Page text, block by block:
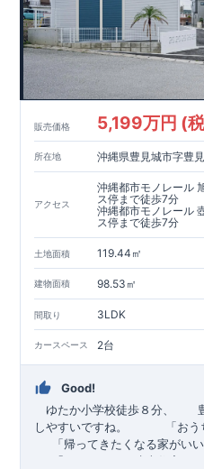
販売価格 5,199万円 (
所在地 沖縄県豊見城市字豊
アクセス
沖縄都市モノレール
ス停まで徒歩7分
沖縄都市モノレール
ス停まで徒歩7分
土地面積 119.44㎡
建物面積 98.53㎡
間取り 3LDK
カースペース 2台
Good!
ゆたか小学校徒歩８分、 豊
しやすいですね。
「お
「帰ってきたくなる家がいい
「おしゃれなら建売住宅も